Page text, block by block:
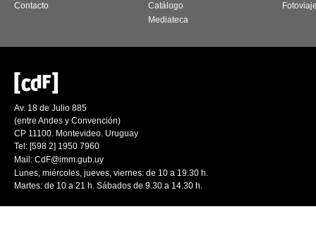
Contacto
Catálogo
Mediateca
Av. 18 de Julio 885
(entre Andes y Convención)
CP 11100. Montevideo. Uruguay
Tel: [598 2] 1950 7960
Mail: CdF@imm.gub.uy
Lunes, miércoles, jueves, viernes: de 10 a 19.30 h.
Martes: de 10 a 21 h. Sábados de 9.30 a 14.30 h.